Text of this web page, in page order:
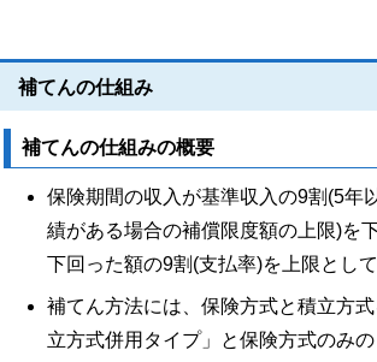
補てんの仕組み
補てんの仕組みの概要
保険期間の収入が基準収入の9割(5年
績がある場合の補償限度額の上限)を
下回った額の9割(支払率)を上限とし
補てん方法には、保険方式と積立方
立方式併用タイプ」と保険方式のみ